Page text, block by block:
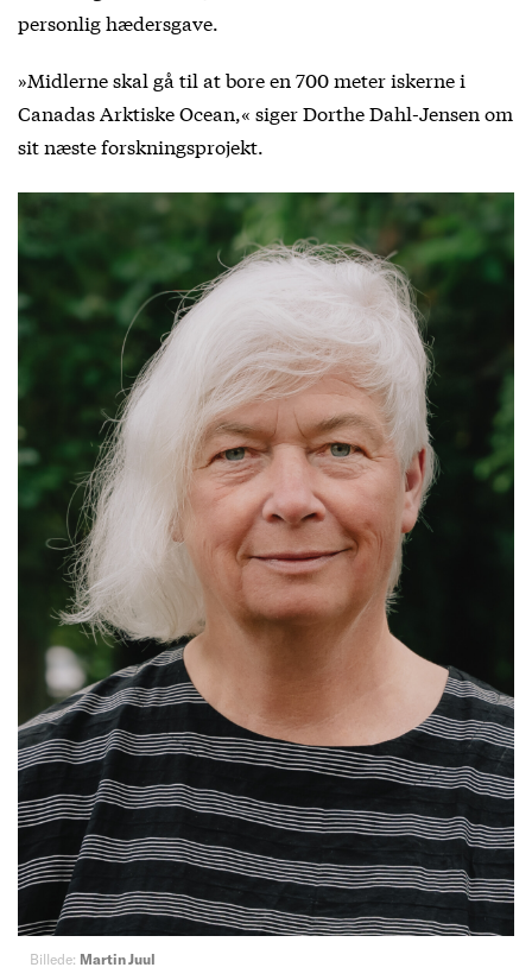
personlig hædersgave.
»Midlerne skal gå til at bore en 700 meter iskerne i
Canadas Arktiske Ocean,« siger Dorthe Dahl-Jensen om
sit næste forskningsprojekt.
Billede: Martin Juul